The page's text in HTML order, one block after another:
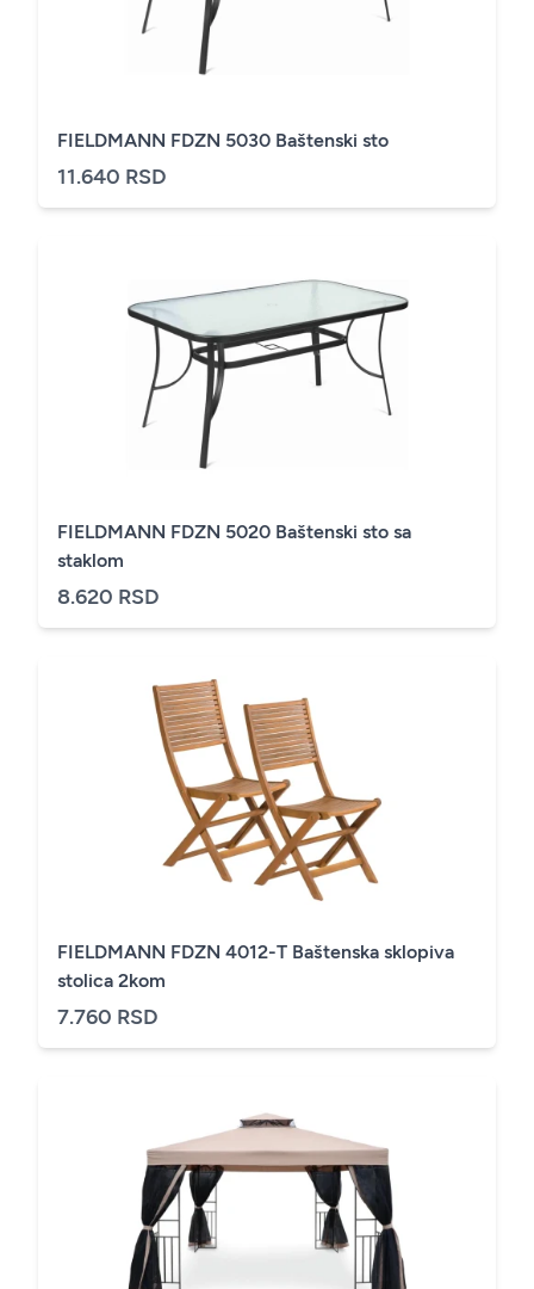
FIELDMANN FDZN 5030 Baštenski sto
11.640 RSD
FIELDMANN FDZN 5020 Baštenski sto sa
staklom
8.620 RSD
FIELDMANN FDZN 4012-T Baštenska sklopiva
stolica 2kom
7.760 RSD